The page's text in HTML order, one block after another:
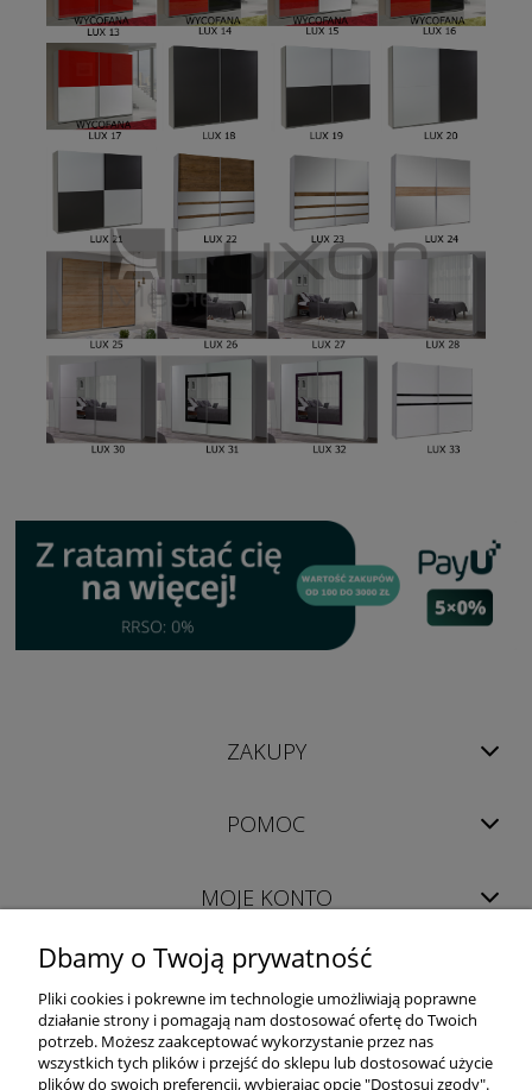
ZAKUPY
POMOC
MOJE KONTO
INFORMACJE
Dbamy o Twoją prywatność
Pliki cookies i pokrewne im technologie umożliwiają poprawne
działanie strony i pomagają nam dostosować ofertę do Twoich
potrzeb. Możesz zaakceptować wykorzystanie przez nas
wszystkich tych plików i przejść do sklepu lub dostosować użycie
plików do swoich preferencji, wybierając opcję "Dostosuj zgody".